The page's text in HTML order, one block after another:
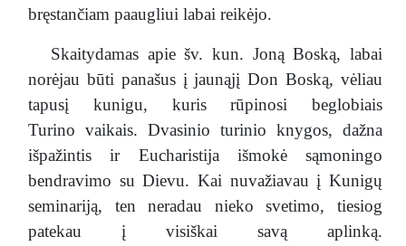
bręstančiam paaugliui labai reikėjo.
Skaitydamas apie šv. kun. Joną Boską, labai
norėjau būti panašus į jaunąjį Don Boską, vėliau
tapusį kunigu, kuris rūpinosi beglobiais
Turino vaikais. Dvasinio turinio knygos, dažna
išpažintis ir Eucharistija išmokė sąmoningo
bendravimo su Dievu. Kai nuvažiavau į Kunigų
seminariją, ten neradau nieko svetimo, tiesiog
patekau į visiškai savą aplinką.